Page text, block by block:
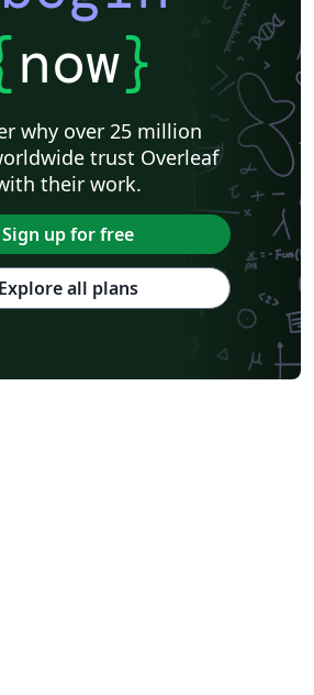
now}
why over 25 million
trust Overleaf
their work.
Sign up for free
Explore all plans